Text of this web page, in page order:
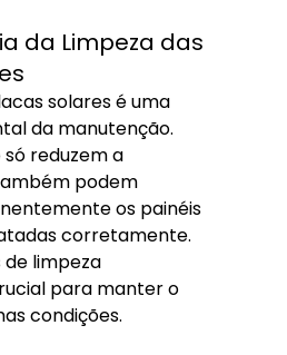
da Limpeza das
solares é uma
da manutenção.
só reduzem a
podem
os painéis
corretamente.
limpeza
para manter o
condições.